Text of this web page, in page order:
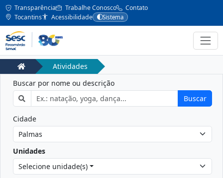
Transparência Trabalhe Conosco
Contato
Tocantins
Acessibilidade Sistema
Atividades
Buscar por nome ou descrição
Buscar
Cidade
Unidades
Selecione unidade(s)